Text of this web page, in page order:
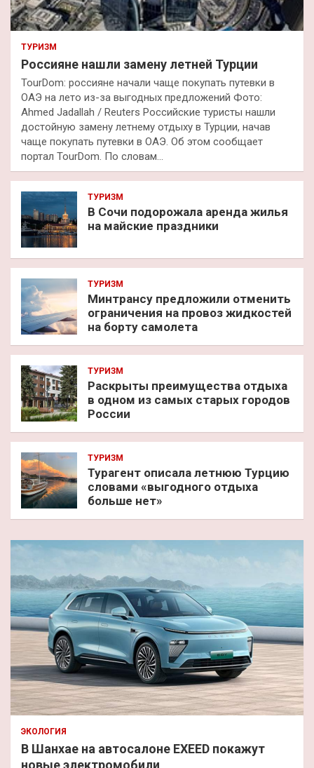
ТУРИЗМ
Россияне нашли замену летней Турции
TourDom: россияне начали чаще покупать путевки в
ОАЭ на лето из-за выгодных предложений Фото:
Ahmed Jadallah / Reuters Российские туристы нашли
достойную замену летнему отдыху в Турции, начав
чаще покупать путевки в ОАЭ. Об этом сообщает
портал TourDom. По словам…
ТУРИЗМ
В Сочи подорожала аренда жилья
на майские праздники
ТУРИЗМ
Минтрансу предложили отменить
ограничения на провоз жидкостей
на борту самолета
ТУРИЗМ
Раскрыты преимущества отдыха
в одном из самых старых городов
России
ТУРИЗМ
Турагент описала летнюю Турцию
словами «выгодного отдыха
больше нет»
ЭКОЛОГИЯ
В Шанхае на автосалоне EXEED покажут